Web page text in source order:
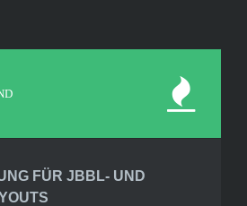
FÜR JBBL- UND